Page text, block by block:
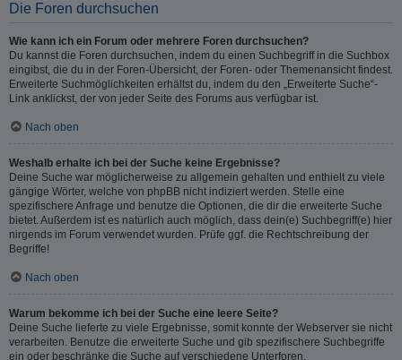
Die Foren durchsuchen
Wie kann ich ein Forum oder mehrere Foren durchsuchen?
Du kannst die Foren durchsuchen, indem du einen Suchbegriff in die Suchbox
eingibst, die du in der Foren-Übersicht, der Foren- oder Themenansicht findest.
Erweiterte Suchmöglichkeiten erhältst du, indem du den „Erweiterte Suche“-
Link anklickst, der von jeder Seite des Forums aus verfügbar ist.
Nach oben
Weshalb erhalte ich bei der Suche keine Ergebnisse?
Deine Suche war möglicherweise zu allgemein gehalten und enthielt zu viele
gängige Wörter, welche von phpBB nicht indiziert werden. Stelle eine
spezifischere Anfrage und benutze die Optionen, die dir die erweiterte Suche
bietet. Außerdem ist es natürlich auch möglich, dass dein(e) Suchbegriff(e) hier
nirgends im Forum verwendet wurden. Prüfe ggf. die Rechtschreibung der
Begriffe!
Nach oben
Warum bekomme ich bei der Suche eine leere Seite?
Deine Suche lieferte zu viele Ergebnisse, somit konnte der Webserver sie nicht
verarbeiten. Benutze die erweiterte Suche und gib spezifischere Suchbegriffe
ein oder beschränke die Suche auf verschiedene Unterforen.